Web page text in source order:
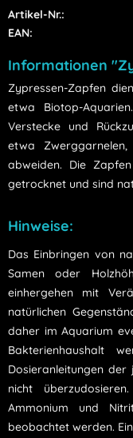
Artikel-Nr.:
EAN:
Informationen
Zypressen-Zapfen
etwa Biotop-
Verstecke und
etwa
abweiden. Die
getrocknet und sind
Hinweise:
Das Einbringen von
Samen oder
einhergehen mit
natürlichen
daher im Aquarium
Bakterienhaushalt
Dosieranleitungen
nicht
Ammonium und
beobachtet werden.